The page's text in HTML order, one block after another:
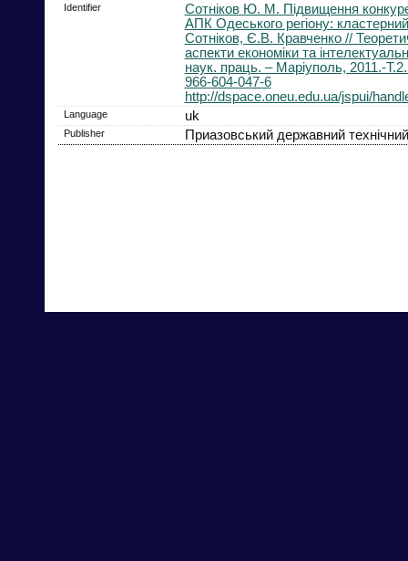
Identifier
Сотніков Ю. М. Підвищення
АПК Одеського регіону:
Сотніков, Є.В. Кравченко //
аспекти економіки та
наук. праць. – Маріуполь, 2011.-
966-604-047-6
http://dspace.oneu.edu.ua/jspui/
Language uk
Publisher Приазовський державний